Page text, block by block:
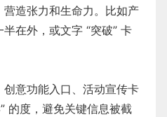
造张力和生命力。比如产
在外，或文字 “突破” 卡
意功能入口、活动宣传卡
的度，避免关键信息被截